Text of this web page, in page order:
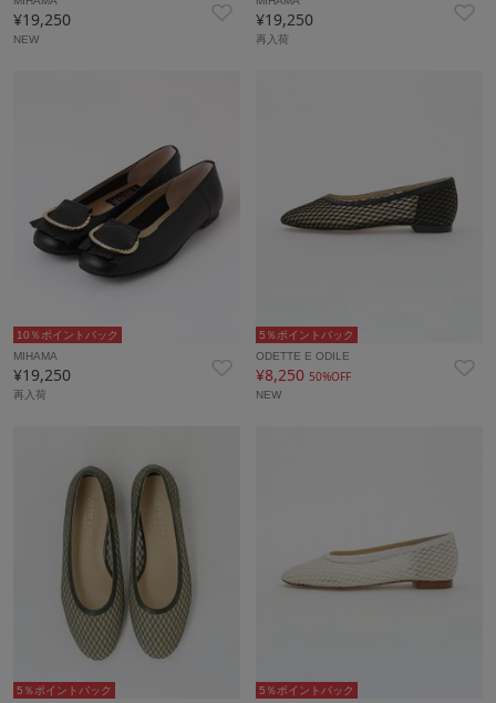
¥19,250
NEW
¥19,250
再入荷
10％ポイントバック
MIHAMA
¥19,250
再入荷
5％ポイントバック
ODETTE E ODILE
¥8,25050%OFF
NEW
5％ポイントバック
5％ポイントバック